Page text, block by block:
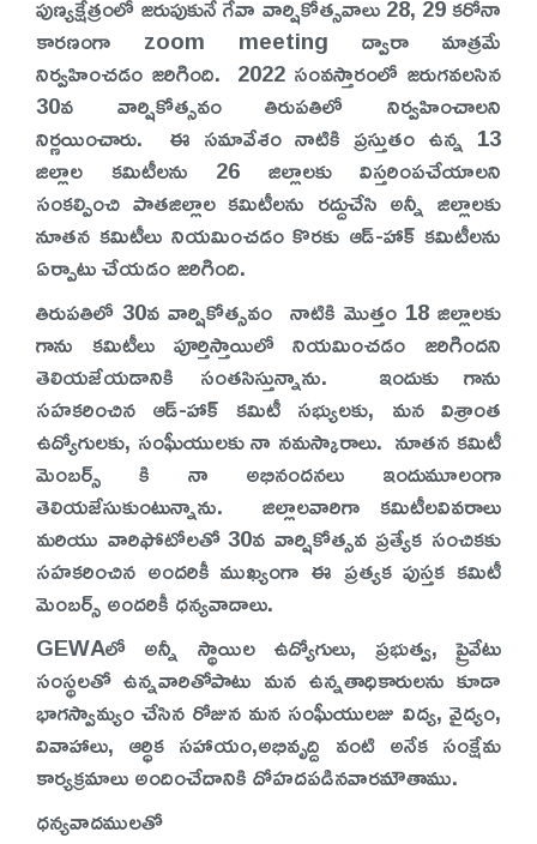
కారణంగా zoom meeting ద్వారా మాత్రమే
నిర్వహించడం జరిగింది. 2022 సంవస్తారంలో జరుగవలసిన
30వ వార్షికోత్సవం తిరుపతిలో నిర్వహించాలని
నిర్ణయించారు. ఈ సమావేశం నాటికి ప్రస్తుతం ఉన్న 13
జిల్లాల కమిటీలను 26 జిల్లాలకు విస్తరింపచేయాలని
సంకల్పించి పాతజిల్లాల కమిటీలను రద్దుచేసి అన్నీ జిల్లాలకు
నూతన కమిటీలు నియమించడం కొరకు ఆడ్-హాక్ కమిటీలను
ఏర్పాటు చేయడం జరిగింది.
తిరుపతిలో 30వ వార్షికోత్సవం నాటికి మొత్తం 18 జిల్లాలకు
గాను కమిటీలు పూర్తిస్తాయిలో నియమించడం జరిగిందని
తెలియజేయడానికి సంతసిస్తున్నాను. ఇందుకు గాను
సహకరించిన ఆడ్-హాక్ కమిటీ సభ్యులకు, మన విశ్రాంత
ఉద్యోగులకు, సంఘీయులకు నా నమస్కారాలు. నూతన కమిటీ
మెంబర్స్ కి నా అభినందనలు ఇందుమూలంగా
తెలియజేసుకుంటున్నాను. జిల్లాలవారిగా కమిటీలవివరాలు
మరియు వారిఫోటోలతో 30వ వార్షికోత్సవ ప్రత్యేక సంచికకు
సహకరించిన అందరికీ ముఖ్యంగా ఈ ప్రత్యక పుస్తక కమిటీ
మెంబర్స్ అందరికీ ధన్యవాదాలు.
GEWAలో అన్నీ స్థాయిల ఉద్యోగులు, ప్రభుత్వ, ప్రైవేటు
సంస్థలతో ఉన్నవారితోపాటు మన ఉన్నతాధికారులను కూడా
భాగస్వామ్యం చేసిన రోజున మన సంఘీయులజు విద్య, వైద్యం,
వివాహాలు, ఆర్ధిక సహాయం,అభివృద్ది వంటి అనేక సంక్షేమ
కార్యక్రమాలు అందించేదానికి దోహదపడినవారమౌతాము.
ధన్యవాదములతో